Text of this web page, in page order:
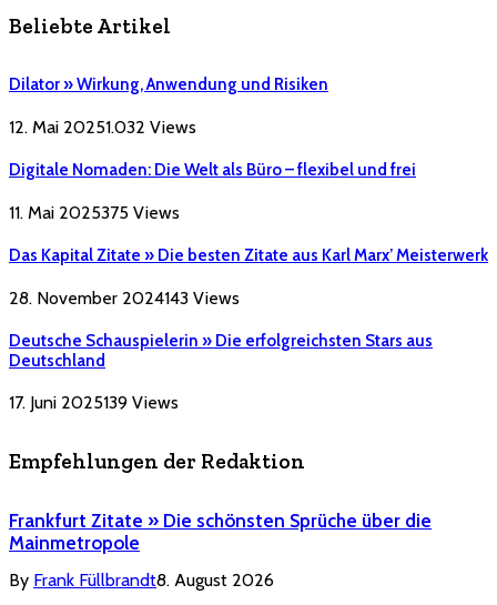
Beliebte Artikel
Dilator » Wirkung, Anwendung und Risiken
12. Mai 20251.032 Views
Digitale Nomaden: Die Welt als Büro – flexibel und frei
11. Mai 2025375 Views
Das Kapital Zitate » Die besten Zitate aus Karl Marx’ Meisterwerk
28. November 2024143 Views
Deutsche Schauspielerin » Die erfolgreichsten Stars aus
Deutschland
17. Juni 2025139 Views
Empfehlungen der Redaktion
Frankfurt Zitate » Die schönsten Sprüche über die
Mainmetropole
By Frank Füllbrandt8. August 2026